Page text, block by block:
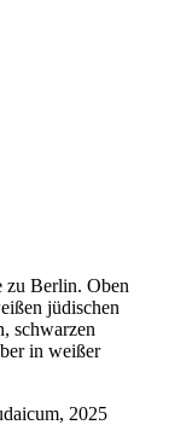
2025